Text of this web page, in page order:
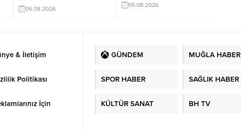
stresin azaltılmasında yarar
kurallarına uyulmaması ve
bilinçsiz kullanımın ciddi sağlık
sorunlarına yol açabileceğini
belirtti. Aslan, kaplıca
tedavisinin mutlaka sağlık
çalışanlarının önerisiyle
uygulanması gerektiğini
vurguladı.
06.08.2026
güçlendiren ve yaşam boyu
sonraki ilk saatte emzirmeye
anne sütü verilmesi gerektiğini
05.08.2026
& İletişim
Politikası
İçin
GÜNDEM MUĞLA HABER
SPOR HABER SAĞLIK HABER
KÜLTÜR SANAT BH TV